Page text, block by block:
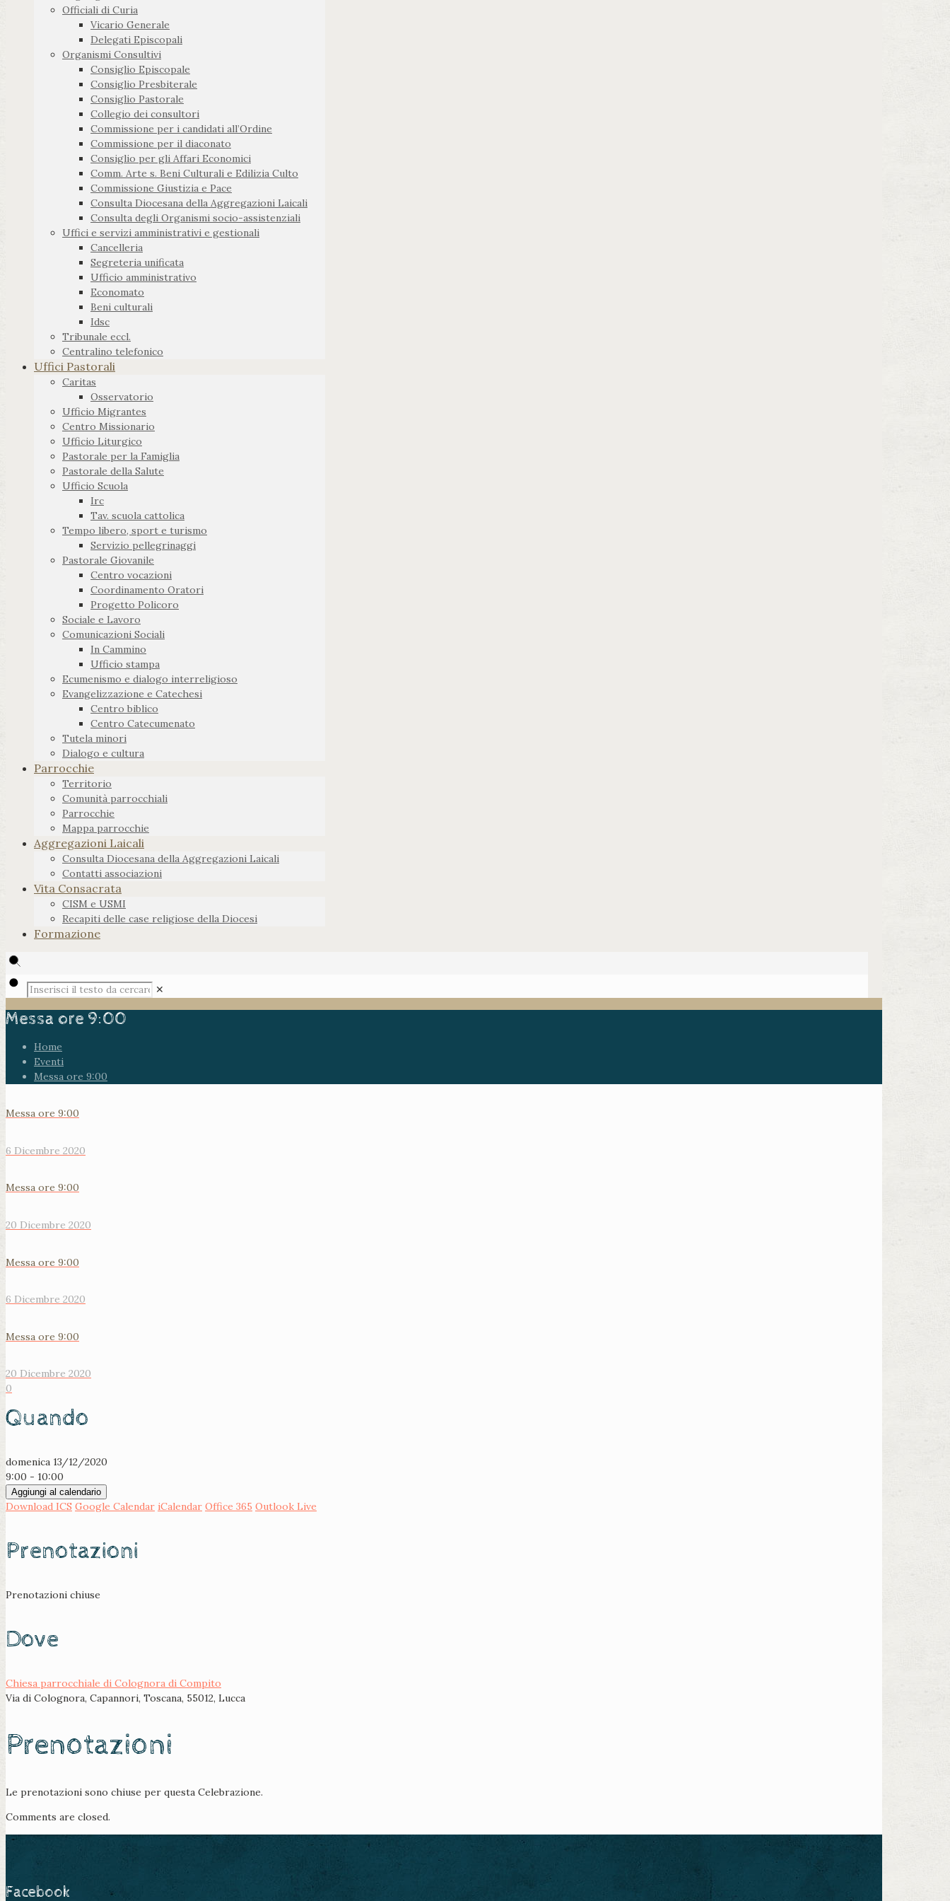
Officiali di Curia
Vicario Generale
Delegati Episcopali
Organismi Consultivi
Consiglio Episcopale
Consiglio Presbiterale
Consiglio Pastorale
Collegio dei consultori
Commissione per i candidati all’Ordine
Commissione per il diaconato
Consiglio per gli Affari Economici
Comm. Arte s. Beni Culturali e Edilizia Culto
Commissione Giustizia e Pace
Consulta Diocesana della Aggregazioni Laicali
Consulta degli Organismi socio-assistenziali
Uffici e servizi amministrativi e gestionali
Cancelleria
Segreteria unificata
Ufficio amministrativo
Economato
Beni culturali
Idsc
Tribunale eccl.
Centralino telefonico
Uffici Pastorali
Caritas
Osservatorio
Ufficio Migrantes
Centro Missionario
Ufficio Liturgico
Pastorale per la Famiglia
Pastorale della Salute
Ufficio Scuola
Irc
Tav. scuola cattolica
Tempo libero, sport e turismo
Servizio pellegrinaggi
Pastorale Giovanile
Centro vocazioni
Coordinamento Oratori
Progetto Policoro
Sociale e Lavoro
Comunicazioni Sociali
In Cammino
Ufficio stampa
Ecumenismo e dialogo interreligioso
Evangelizzazione e Catechesi
Centro biblico
Centro Catecumenato
Tutela minori
Dialogo e cultura
Parrocchie
Territorio
Comunità parrocchiali
Parrocchie
Mappa parrocchie
Aggregazioni Laicali
Consulta Diocesana della Aggregazioni Laicali
Contatti associazioni
Vita Consacrata
CISM e USMI
Recapiti delle case religiose della Diocesi
Formazione
✕
Messa ore 9:00
Home
Eventi
Messa ore 9:00
Messa ore 9:00
6 Dicembre 2020
Messa ore 9:00
20 Dicembre 2020
Messa ore 9:00
6 Dicembre 2020
Messa ore 9:00
20 Dicembre 2020
0
Quando
domenica 13/12/2020
9:00 - 10:00
Aggiungi al calendario
Download ICS Google Calendar iCalendar Office 365 Outlook Live
Prenotazioni
Prenotazioni chiuse
Dove
Chiesa parrocchiale di Colognora di Compito
Via di Colognora, Capannori, Toscana, 55012, Lucca
Prenotazioni
Le prenotazioni sono chiuse per questa Celebrazione.
Comments are closed.
Facebook